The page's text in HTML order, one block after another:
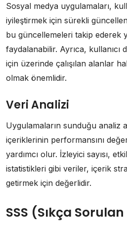
Sosyal medya uygulamaları,
iyileştirmek için sürekli
bu güncellemeleri takip ederek
faydalanabilir. Ayrıca, kullanıcı
için üzerinde çalışılan alanlar
olmak önemlidir.
Veri Analizi
Uygulamaların sunduğu analiz
içeriklerinin performansını
yardımcı olur. İzleyici sayısı,
istatistikleri gibi veriler, içerik
getirmek için değerlidir.
SSS (Sıkça